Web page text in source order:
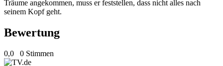
Träume angekommen, muss er feststellen, dass nicht alles nach
seinem Kopf geht.
Bewertung
0,0 0 Stimmen